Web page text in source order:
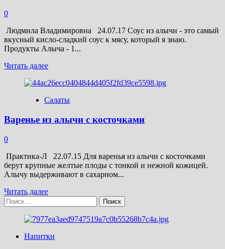
0
Людмила Владимировна 24.07.17 Соус из алычи - это самый
вкусный кисло-сладкий соус к мясу, который я знаю.
Продукты Алыча - 1...
Читать далееПрочитать
о
из
Салаты
Варенье из алычи с косточками
0
Практика-Л 22.07.15 Для варенья из алычи с косточками
берут крупные желтые плоды с тонкой и нежной кожицей.
Алычу выдерживают в сахарном...
Читать далееПрочитать
о
Варенье
алычи
Найти:
Напитки